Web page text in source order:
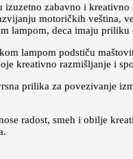
zabavno i
motoričkih veština,
lampom, deca imaju priliku
lampom podstiču
kreativno razmišljanje i
prilika za povezivanje
radost, smeh i obilje